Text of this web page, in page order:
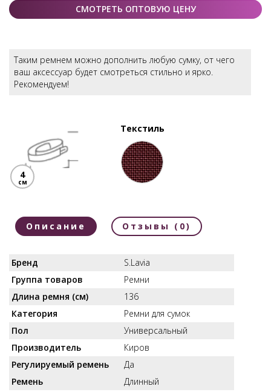
СМОТРЕТЬ ОПТОВУЮ ЦЕНУ
Таким ремнем можно дополнить любую сумку, от чего
ваш аксессуар будет смотреться стильно и ярко.
Рекомендуем!
4
см
Текстиль
Описание Отзывы (0)
Бренд
S.Lavia
Группа товаров
Ремни
Длина ремня (см)
136
Категория
Ремни для сумок
Пол
Универсальный
Производитель
Киров
Регулируемый ремень
Да
Ремень
Длинный